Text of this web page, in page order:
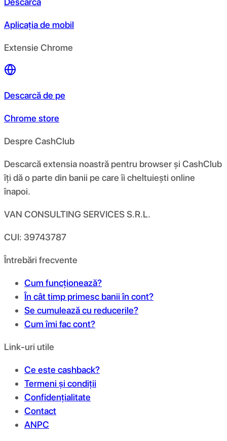
Aplicația de mobil
Extensie Chrome
Descarcă de pe
Chrome store
Despre CashClub
Descarcă extensia noastră pentru browser și CashClub
îți dă o parte din banii pe care îi cheltuiești online
înapoi.
VAN CONSULTING SERVICES S.R.L.
CUI: 39743787
Întrebări frecvente
Cum funcționează?
În cât timp primesc banii în cont?
Se cumulează cu reducerile?
Cum îmi fac cont?
Link-uri utile
Ce este cashback?
Termeni și condiții
Confidențialitate
Contact
ANPC